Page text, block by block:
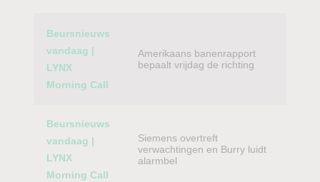
Category
Beursnieuws
vandaag |
LYNX
Morning Call
Amerikaans banenrapport
bepaalt vrijdag de richting
Beursnieuws
vandaag |
LYNX
Morning Call
Siemens overtreft
verwachtingen en Burry luidt
alarmbel